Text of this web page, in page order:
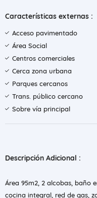
Características externas :
Acceso pavimentado
Área Social
Centros comerciales
Cerca zona urbana
Parques cercanos
Trans. público cercano
Sobre vía principal
Descripción Adicional :
Área 95m2, 2 alcobas, baño
cocina integral, red de gas,